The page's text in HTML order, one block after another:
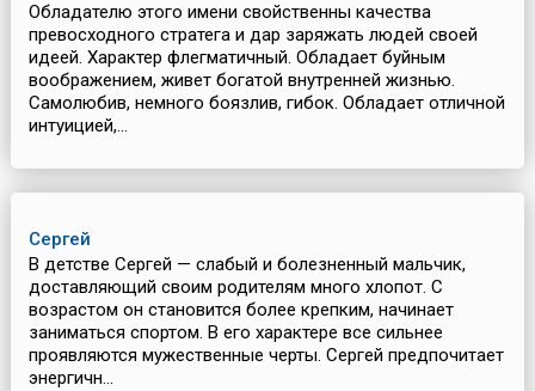
Обладателю этого имени свойственны качества
превосходного стратега и дар заряжать людей своей
идеей. Характер флегматичный. Обладает буйным
воображением, живет богатой внутренней жизнью.
Самолюбив, немного боязлив, гибок. Обладает отличной
интуицией,...
Сергей
В детстве Сергей — слабый и болезненный мальчик,
доставляющий своим родителям много хлопот. С
возрастом он становится более крепким, начинает
заниматься спортом. В его характере все сильнее
проявляются мужественные черты. Сергей предпочитает
энергичн...